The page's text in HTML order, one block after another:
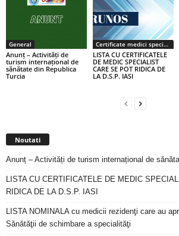
General
Anunț – Activități de
turism internațional de
sănătate din Republica
Turcia
Certificate medici specialiști / primari
LISTA CU CERTIFICATELE
DE MEDIC SPECIALIST
CARE SE POT RIDICA DE
LA D.S.P. IASI
Noutati
Anunț – Activități de turism internațional de
LISTA CU CERTIFICATELE DE MEDIC
RIDICA DE LA D.S.P. IASI
LISTA NOMINALA cu medicii rezidenţi care au
Sănătăţii de schimbare a specialităţi